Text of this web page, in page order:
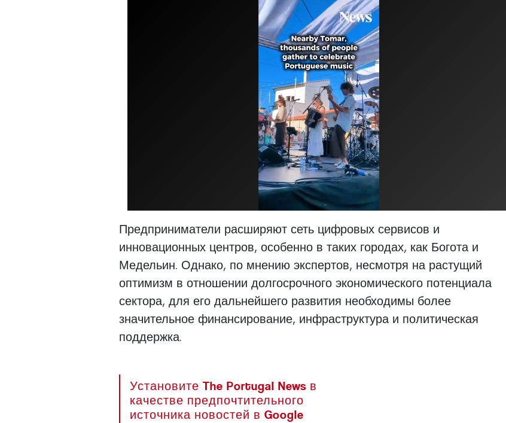
Предприниматели расширяют сеть цифровых сервисов и
инновационных центров, особенно в таких городах, как Богота и
Медельин. Однако, по мнению экспертов, несмотря на растущий
оптимизм в отношении долгосрочного экономического потенциала
сектора, для его дальнейшего развития необходимы более
значительное финансирование, инфраструктура и политическая
поддержка.
Установите The Portugal News в
качестве предпочтительного
источника новостей в Google